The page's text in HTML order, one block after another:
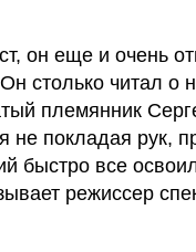
он еще и очень
столько читал о
племянник
не покладая рук,
быстро все
режиссер